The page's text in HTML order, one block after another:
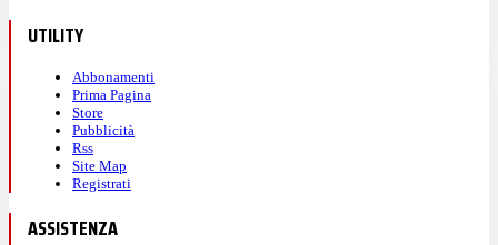
UTILITY
Abbonamenti
Prima Pagina
Store
Pubblicità
Rss
Site Map
Registrati
ASSISTENZA